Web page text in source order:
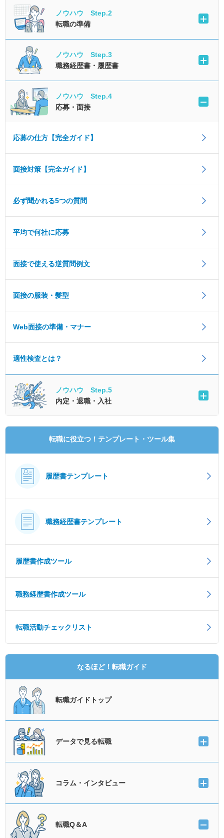
ノウハウ Step.2
転職の準備
ノウハウ Step.3
職務経歴書・履歴書
ノウハウ Step.4
応募・面接
応募の仕方【完全ガイド】
面接対策【完全ガイド】
必ず聞かれる5つの質問
平均で何社に応募
面接で使える逆質問例文
面接の服装・髪型
Web面接の準備・マナー
適性検査とは？
ノウハウ Step.5
内定・退職・入社
転職に役立つ！テンプレート・ツール集
履歴書テンプレート
職務経歴書テンプレート
履歴書作成ツール
職務経歴書作成ツール
転職活動チェックリスト
なるほど！転職ガイド
転職ガイドトップ
データで見る転職
コラム・インタビュー
転職Q＆A